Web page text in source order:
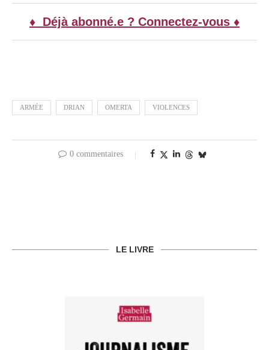
♦ Déjà abonné.e ? Connectez-vous ♦
ARMÉE DRIAN OMERTA VIOLENCES
0 commentaires
LE LIVRE